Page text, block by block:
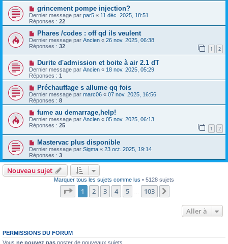
grincement pompe injection?
Dernier message par par5 « 11 déc. 2025, 18:51
Réponses : 22
Phares /codes : off qd ils veulent
Dernier message par Ancien « 26 nov. 2025, 06:38
Réponses : 32 1 2
Durite d'admission et boite à air 2.1 dT
Dernier message par Ancien « 18 nov. 2025, 05:29
Réponses : 1
Préchauffage s allume qq fois
Dernier message par marc06 « 07 nov. 2025, 16:56
Réponses : 8
fume au demarrage,help!
Dernier message par Ancien « 05 nov. 2025, 06:13
Réponses : 25 1 2
Mastervac plus disponible
Dernier message par Sigma « 23 oct. 2025, 19:14
Réponses : 3
Nouveau sujet
Marquer tous les sujets comme lus • 5128 sujets
Page 1sur103
1 2 3 4 5 103
Aller à
PERMISSIONS DU FORUM
Vous ne pouvez pas poster de nouveaux sujets